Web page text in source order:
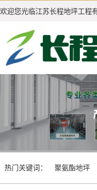
欢迎您光临江苏长程地坪工程
热门关键词： 聚氨酯地坪